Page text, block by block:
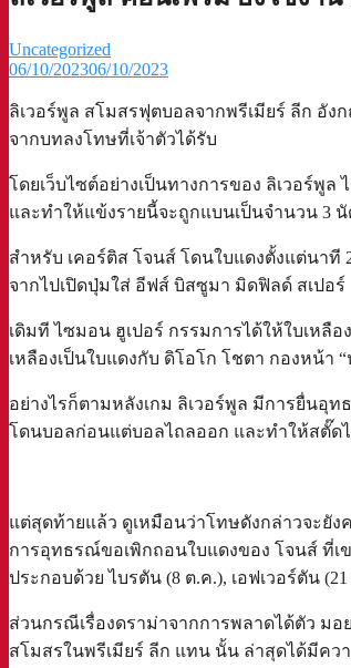
Uncategorized
06/10/202306/10/2023
ลิเวอร์พูล สโมสรฟุตบอลจากพรีเมียร์ ลีก อัง
จากบทลงโทษที่เจ้าตัวได้รับ
โดยเว็บไซต์อย่างเป็นทางการของ ลิเวอร์พู
และทำให้แข้งรายนี้จะถูกแบนเป็นจำนวน 3
สำหรับ เคอร์ติส โจนส์ โดนใบแดงตั้งแต่นาที
จากไปเปิดปุ่มใส่ อีฟส์ บิสซูมา มิดฟิลด์ สเปอร์
เดิมที ไซมอน ฮูเปอร์ กรรมการได้ให้ใบเหลื
เหลืองเป็นใบแดงกับ ดิโอโก โชตา กองหน้า
อย่างไรก็ตามหลังเกม ลิเวอร์พูล มีการยื่นอุ
โดนบอลก่อนแต่บอลไถลออก และทำให้สตั๊ด
แต่สุดท้ายแล้ว ดูเหมือนว่าโทษดังกล่าวจะยั
การอุทธรณ์ขอเพิกถอนใบแดงของ โจนส์ ที่เ
ประกอบด้วย ไบรตัน (8 ต.ค.), เอฟเวอร์ตัน
ส่วนกรณีเรื่องดราม่าจากการพลาดได้ตัว มอ
สโมสรในพรีเมียร์ ลีก แทน นั้น ล่าสุดได้มีค